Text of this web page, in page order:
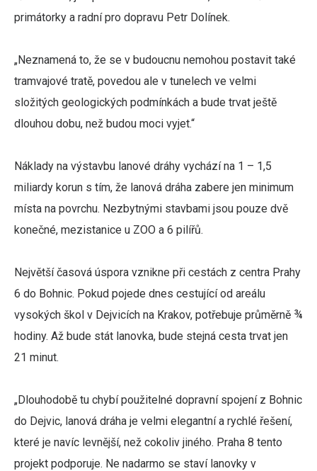
primátorky a radní pro dopravu Petr Dolínek.
„Neznamená to, že se v budoucnu nemohou postavit také
tramvajové tratě, povedou ale v tunelech ve velmi
složitých geologických podmínkách a bude trvat ještě
dlouhou dobu, než budou moci vyjet.“
Náklady na výstavbu lanové dráhy vychází na 1 – 1,5
miliardy korun s tím, že lanová dráha zabere jen minimum
místa na povrchu. Nezbytnými stavbami jsou pouze dvě
konečné, mezistanice u ZOO a 6 pilířů.
Největší časová úspora vznikne při cestách z centra Prahy
6 do Bohnic. Pokud pojede dnes cestující od areálu
vysokých škol v Dejvicích na Krakov, potřebuje průměrně ¾
hodiny. Až bude stát lanovka, bude stejná cesta trvat jen
21 minut.
„Dlouhodobě tu chybí použitelné dopravní spojení z Bohnic
do Dejvic, lanová dráha je velmi elegantní a rychlé řešení,
které je navíc levnější, než cokoliv jiného. Praha 8 tento
projekt podporuje. Ne nadarmo se staví lanovky v